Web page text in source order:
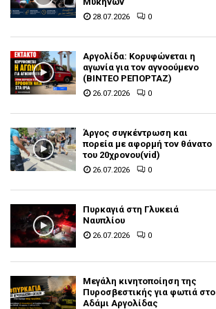
28.07.2026 0
Αργολίδα: Κορυφώνεται η
αγωνία για τον αγνοούμενο
(ΒΙΝΤΕΟ ΡΕΠΟΡΤΑΖ)
26.07.2026 0
Άργος συγκέντρωση και
πορεία με αφορμή τον θάνατο
του 20χρονου(vid)
26.07.2026 0
Πυρκαγιά στη Γλυκειά
Ναυπλίου
26.07.2026 0
Μεγάλη κινητοποίηση της
Πυροσβεστικής για φωτιά στο
Αδάμι Αργολίδας